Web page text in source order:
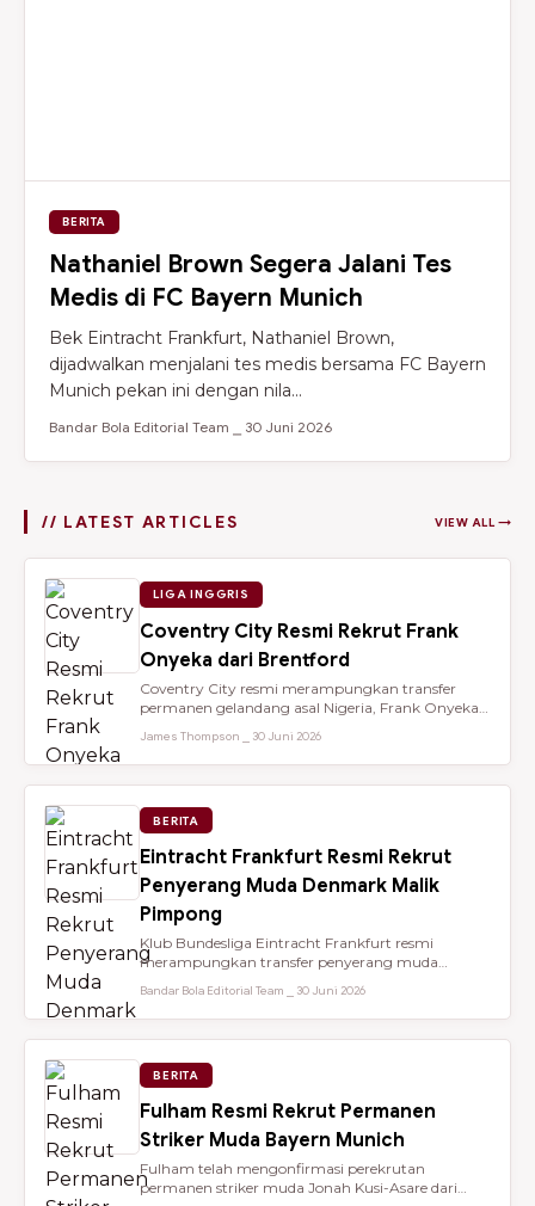
BERITA
Nathaniel Brown Segera Jalani Tes
Medis di FC Bayern Munich
Bek Eintracht Frankfurt, Nathaniel Brown,
dijadwalkan menjalani tes medis bersama FC Bayern
Munich pekan ini dengan nila...
Bandar Bola Editorial Team ⎯ 30 Juni 2026
// LATEST ARTICLES VIEW ALL →
LIGA INGGRIS
Coventry City Resmi Rekrut Frank
Onyeka dari Brentford
Coventry City resmi merampungkan transfer
permanen gelandang asal Nigeria, Frank Onyeka,
James Thompson ⎯ 30 Juni 2026
BERITA
Eintracht Frankfurt Resmi Rekrut
Penyerang Muda Denmark Malik
Pimpong
Klub Bundesliga Eintracht Frankfurt resmi
merampungkan transfer penyerang muda
Bandar Bola Editorial Team ⎯ 30 Juni 2026
BERITA
Fulham Resmi Rekrut Permanen
Striker Muda Bayern Munich
Fulham telah mengonfirmasi perekrutan
permanen striker muda Jonah Kusi-Asare dari